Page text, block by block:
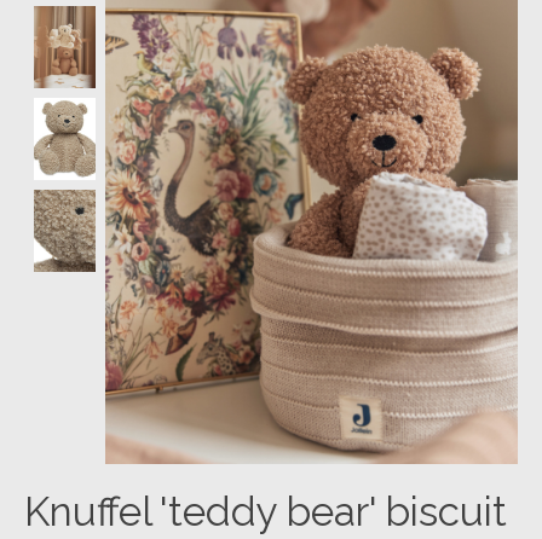
Knuffel 'teddy bear' biscuit